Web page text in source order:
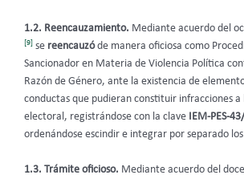
1.2. Reencauzamiento. Mediante acuerdo del
[9] se reencauzóde manera oficiosa como
Sancionador en Materia de Violencia Política
Razón de Género, ante la existencia de
conductas que pudieran constituir infracciones
electoral, registrándose con la clave
IEM-PES-
ordenándose escindir e integrar por separado
1.3. Trámite oficioso. Mediante acuerdo del